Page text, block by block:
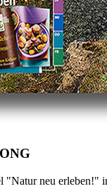
"Natur neu erleben!"